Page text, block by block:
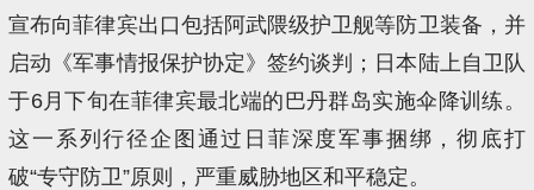
宣布向菲律宾出口包括阿武隈级护卫舰等防卫装备，并
启动《军事情报保护协定》签约谈判；日本陆上自卫队
于6月下旬在菲律宾最北端的巴丹群岛实施伞降训练。
这一系列行径企图通过日菲深度军事捆绑，彻底打
破“专守防卫”原则，严重威胁地区和平稳定。